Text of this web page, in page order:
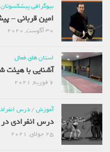
بیوگرافی پیشکسوتان/
امین قربانی –
استان های فعال
آشنایی با هیئت
آموزش/درس انفرادی
درس انفرادی در